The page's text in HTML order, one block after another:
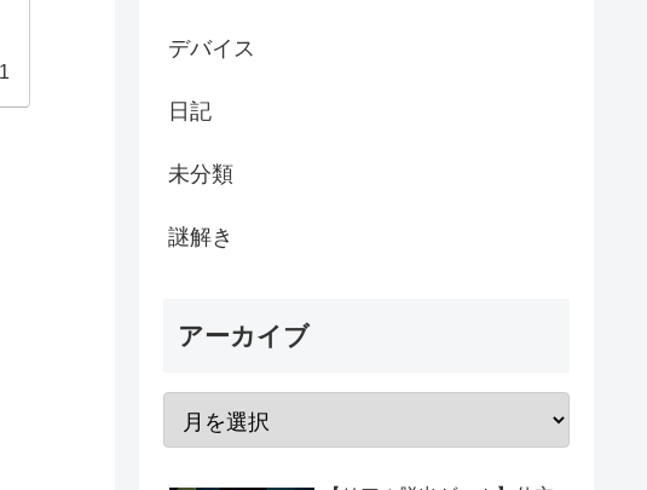
デバイス
日記
未分類
謎解き
アーカイブ